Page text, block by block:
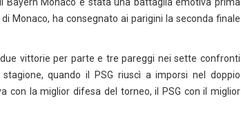
Monaco, ha consegnato ai parigini la seconda finale
vittorie per parte e tre pareggi nei sette confronti
quando il PSG riuscì a imporsi nel doppio
con la miglior difesa del torneo, il PSG con il miglior